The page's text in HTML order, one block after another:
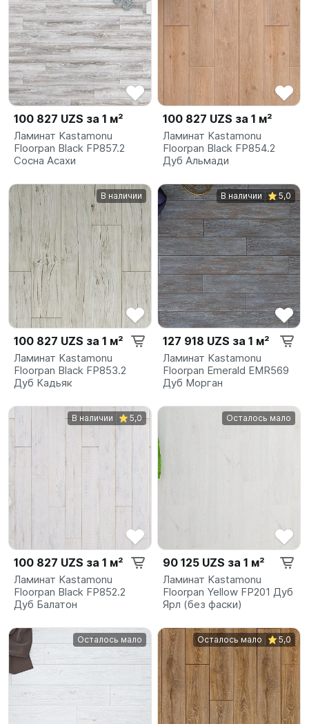
100 827 UZS за 1 м²
Ламинат Kastamonu
Floorpan Black FP857.2
Сосна Асахи
100 827 UZS за 1 м²
Ламинат Kastamonu
Floorpan Black FP854.2
Дуб Альмади
В наличии
100 827 UZS за 1 м²
Ламинат Kastamonu
Floorpan Black FP853.2
Дуб Кадьяк
В наличии 5,0
127 918 UZS за 1 м²
Ламинат Kastamonu
Floorpan Emerald EMR569
Дуб Морган
В наличии 5,0
100 827 UZS за 1 м²
Ламинат Kastamonu
Floorpan Black FP852.2
Дуб Балатон
Осталось мало
90 125 UZS за 1 м²
Ламинат Kastamonu
Floorpan Yellow FP201 Дуб
Ярл (без фаски)
Осталось мало Осталось мало 5,0